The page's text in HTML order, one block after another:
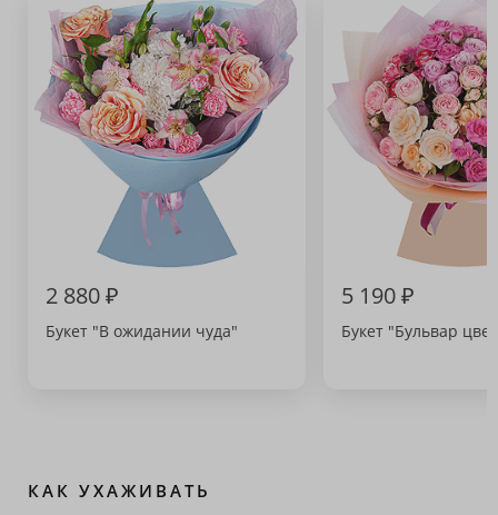
2 880 ₽
Букет "В ожидании чуда"
5 190 ₽
Букет "Бульвар
КАК УХАЖИВАТЬ